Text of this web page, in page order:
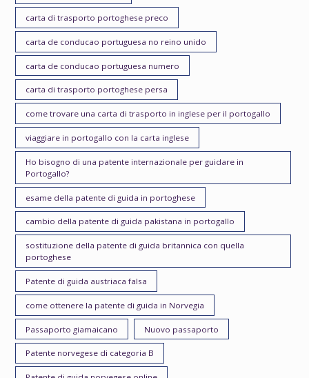
carta di trasporto portoghese preco
carta de conducao portuguesa no reino unido
carta de conducao portuguesa numero
carta di trasporto portoghese persa
come trovare una carta di trasporto in inglese per il portogallo
viaggiare in portogallo con la carta inglese
Ho bisogno di una patente internazionale per guidare in
Portogallo?
esame della patente di guida in portoghese
cambio della patente di guida pakistana in portogallo
sostituzione della patente di guida britannica con quella
portoghese
Patente di guida austriaca falsa
come ottenere la patente di guida in Norvegia
Passaporto giamaicano Nuovo passaporto
Patente norvegese di categoria B